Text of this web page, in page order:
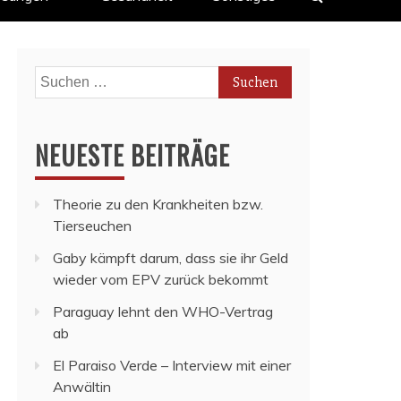
Suchen
nach:
NEUESTE BEITRÄGE
Theorie zu den Krankheiten bzw.
Tierseuchen
Gaby kämpft darum, dass sie ihr Geld
wieder vom EPV zurück bekommt
Paraguay lehnt den WHO-Vertrag
ab
El Paraiso Verde – Interview mit einer
Anwältin